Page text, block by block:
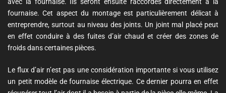
avec la fournaise. Ils seront ensuite raccordés directement à la
fournaise. Cet aspect du montage est particulièrement délicat à
entreprendre, surtout au niveau des joints. Un joint mal placé peut
en effet conduire à des fuites d’air chaud et créer des zones de
froids dans certaines pièces.
Le flux d’air n’est pas une considération importante si vous utilisez
un petit modèle de fournaise électrique. Ce dernier pourra en effet